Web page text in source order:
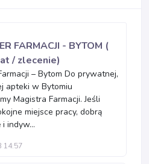
FARMACJI - BYTOM (
/ zlecenie)
– Bytom Do prywatnej,
apteki w Bytomiu
Magistra Farmacji. Jeśli
miejsce pracy, dobrą
indyw...
14:57